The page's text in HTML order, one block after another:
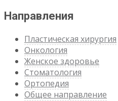
Направления
Пластическая хирургия
Онкология
Женское здоровье
Стоматология
Ортопедия
Общее направление